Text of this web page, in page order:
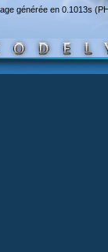
générée en 0.1013s